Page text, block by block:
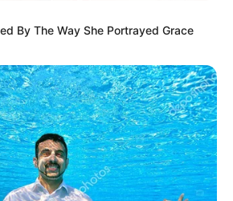
By The Way She Portrayed Grace